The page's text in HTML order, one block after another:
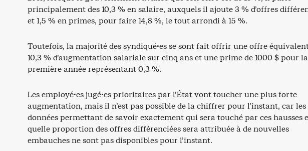
principalement des 10,3 % en salaire, auxquels il ajoute 3 % d’offres
et 1,5 % en primes, pour faire 14,8 %, le tout arrondi à 15 %.
Toutefois, la majorité des syndiqué·es se sont fait offrir une offre
10,3 % d’augmentation salariale sur cinq ans et une prime de 1000 $ pour la
première année représentant 0,3 %.
Les employé·es jugé·es prioritaires par l’État vont toucher une plus forte
augmentation, mais il n’est pas possible de la chiffrer pour l’instant, car les
données permettant de savoir exactement qui sera touché par ces hausses
quelle proportion des offres différenciées sera attribuée à de nouvelles
embauches ne sont pas disponibles pour l’instant.